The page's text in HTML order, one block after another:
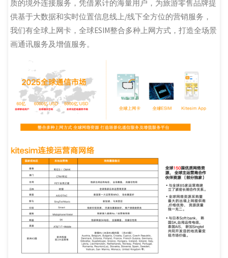
质的境外连接服务，凭借累计的海量用户，为旅游零售品牌提
供基于大数据和实时位置信息线上/线下全方位的营销服务，
我们有全球上网卡，全球ESIM整合多种上网方式，打造全场景
画通讯服务及增值服务。